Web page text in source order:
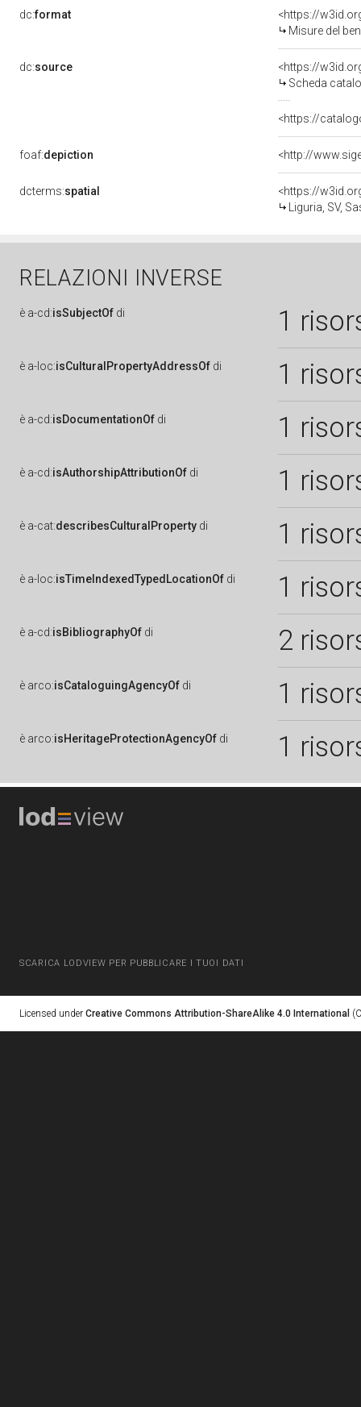
dc:format
<https://
Misure del
dc:source
<https://
Scheda
<https://
foaf:depiction
dcterms:spatial
<https://
Liguria, SV,
RELAZIONI INVERSE
è a-cd:isSubjectOf di 1
è a-loc:isCulturalPropertyAddressOf di 1
è a-cd:isDocumentationOf di 1
è a-cd:isAuthorshipAttributionOf di 1
è a-cat:describesCulturalProperty di 1
è a-loc:isTimeIndexedTypedLocationOf di 1
è a-cd:isBibliographyOf di 2
è arco:isCataloguingAgencyOf di 1
è arco:isHeritageProtectionAgencyOf di 1
SCARICA LODVIEW PER PUBBLICARE I TUOI DATI
Licensed under Creative Commons Attribution-ShareAlike 4.0 International